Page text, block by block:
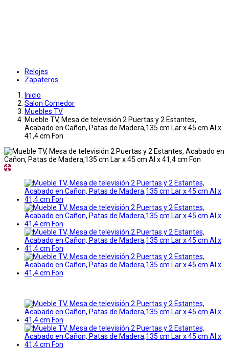
Relojes
Zapateros
Inicio
Salon Comedor
Muebles TV
Mueble TV, Mesa de televisión 2 Puertas y 2 Estantes,
Acabado en Cañon, Patas de Madera,135 cm Lar x 45 cm Al x
41,4 cm Fon